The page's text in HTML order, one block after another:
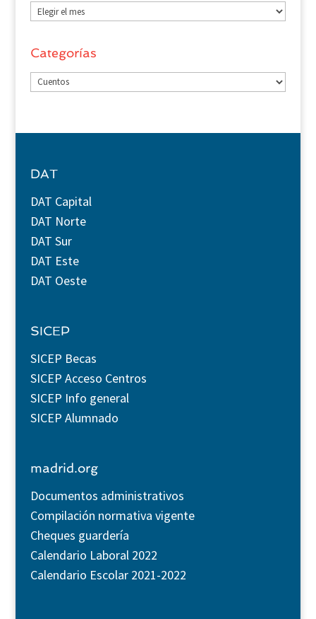
Archivos
Categorías
Categorías
DAT
DAT Capital
DAT Norte
DAT Sur
DAT Este
DAT Oeste
SICEP
SICEP Becas
SICEP Acceso Centros
SICEP Info general
SICEP Alumnado
madrid.org
Documentos administrativos
Compilación normativa vigente
Cheques guardería
Calendario Laboral 2022
Calendario Escolar 2021-2022